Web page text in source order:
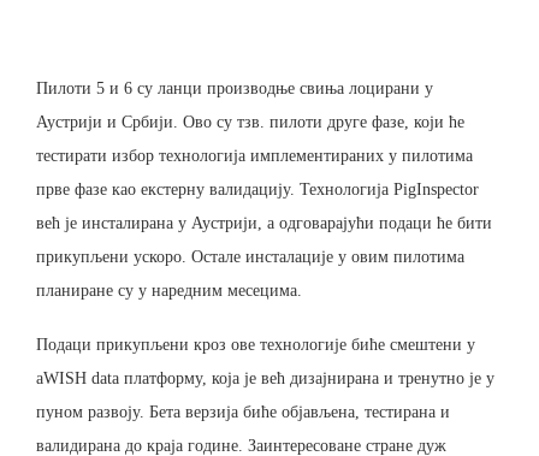
Пилоти 5 и 6 су ланци производње свиња лоцирани у
Аустрији и Србији. Ово су тзв. пилоти друге фазе, који ће
тестирати избор технологија имплементираних у пилотима
прве фазе као екстерну валидацију. Технологија PigInspector
већ је инсталирана у Аустрији, а одговарајући подаци ће бити
прикупљени ускоро. Остале инсталације у овим пилотима
планиране су у наредним месецима.
Подаци прикупљени кроз ове технологије биће смештени у
aWISH data платформу, која је већ дизајнирана и тренутно је у
пуном развоју. Бета верзија биће објављена, тестирана и
валидирана до краја године. Заинтересоване стране дуж